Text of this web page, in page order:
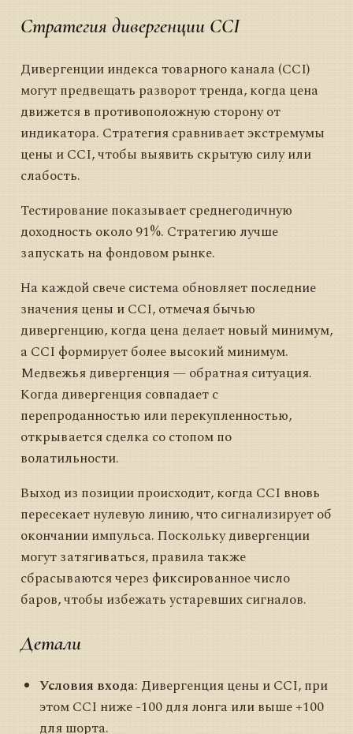
Стратегия дивергенции CCI
Дивергенции индекса товарного канала (CCI)
могут предвещать разворот тренда, когда цена
движется в противоположную сторону от
индикатора. Стратегия сравнивает экстремумы
цены и CCI, чтобы выявить скрытую силу или
слабость.
Тестирование показывает среднегодичную
доходность около 91%. Стратегию лучше
запускать на фондовом рынке.
На каждой свече система обновляет последние
значения цены и CCI, отмечая бычью
дивергенцию, когда цена делает новый минимум,
а CCI формирует более высокий минимум.
Медвежья дивергенция — обратная ситуация.
Когда дивергенция совпадает с
перепроданностью или перекупленностью,
открывается сделка со стопом по
волатильности.
Выход из позиции происходит, когда CCI вновь
пересекает нулевую линию, что сигнализирует об
окончании импульса. Поскольку дивергенции
могут затягиваться, правила также
сбрасываются через фиксированное число
баров, чтобы избежать устаревших сигналов.
Детали
Условия входа: Дивергенция цены и CCI, при
этом CCI ниже -100 для лонга или выше +100
для шорта.